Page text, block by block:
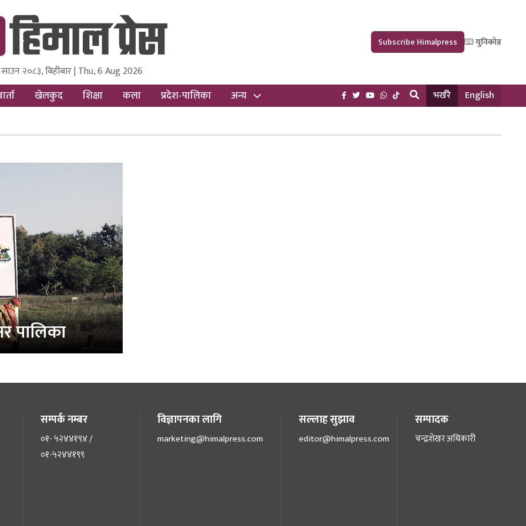
Media and Research Pvt Ltd.
२०८३, बिहीबार | Thu, 6 Aug 2026
Subscribe Himalpress युनिकोड
खेलकुद शिक्षा कला प्रदेश-पालिका अन्य भर्खरै English
पालिका
सम्पर्क नम्बर
०१- ५२४४१९४ /
०१-५२४४१९९
विज्ञापनका लागि
marketing@himalpress.com
सल्लाह सुझाव
editor@himalpress.com
सम्पादक
चन्द्रशेखर अधिकारी